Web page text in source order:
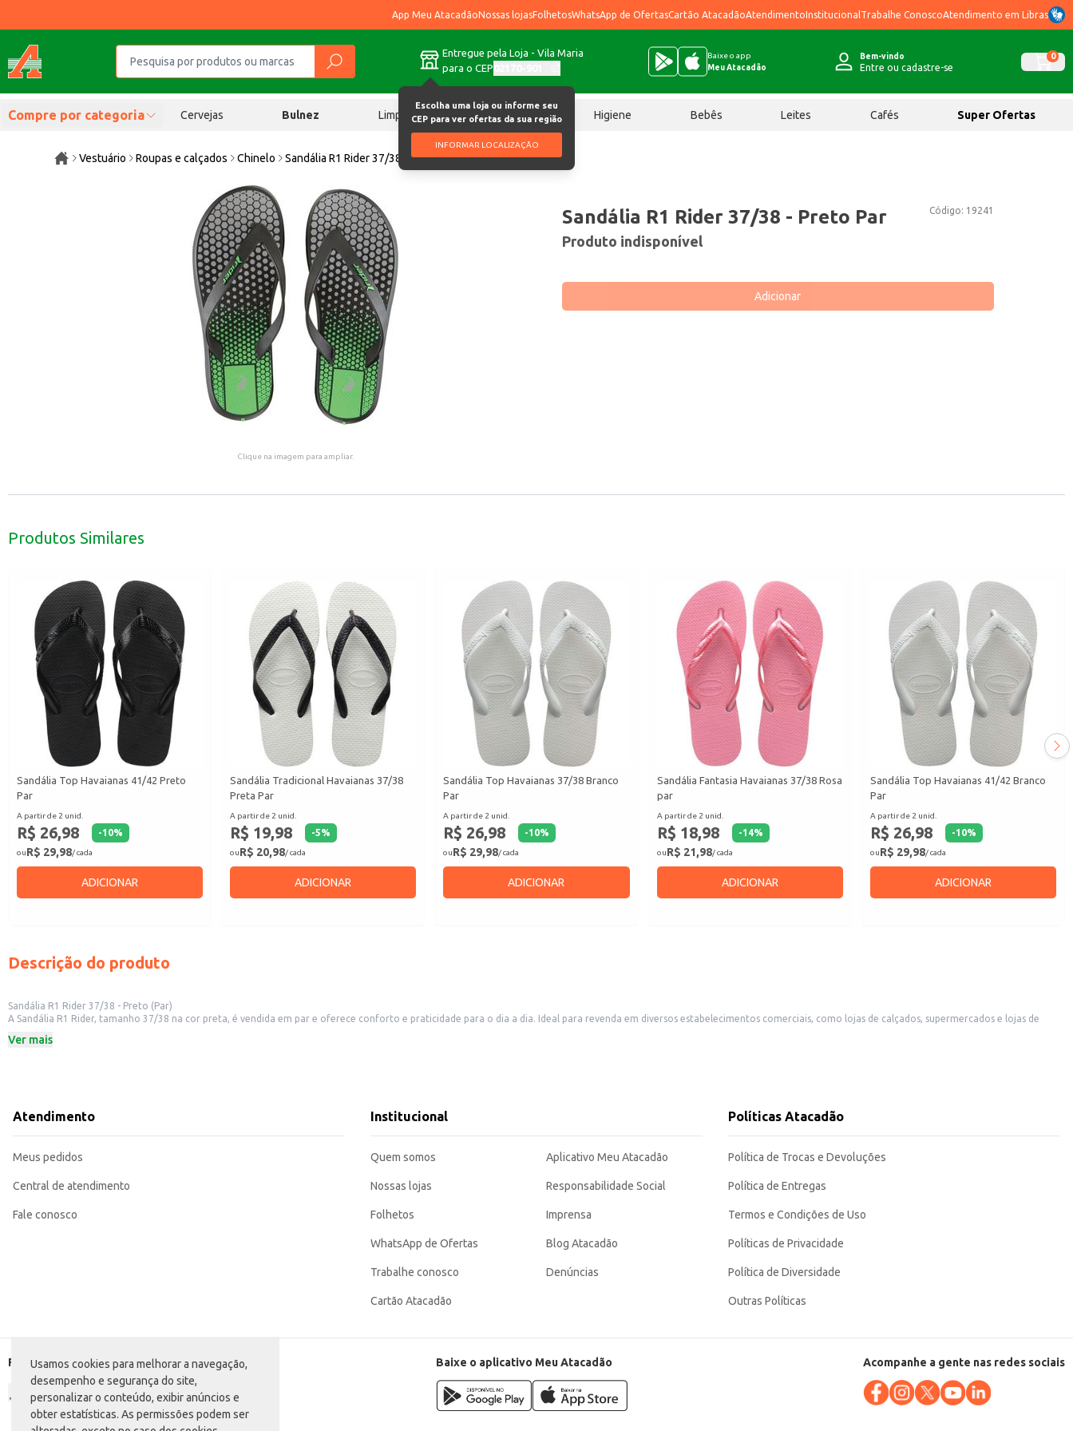
Usamos cookies para melhorar a navegação,
desempenho e segurança do site,
personalizar o conteúdo, exibir anúncios e
obter estatísticas. As permissões podem ser
App Meu AtacadãoNossas lojasFolhetosWhatsApp de OfertasCartão AtacadãoAtendimentoInstitucional Trabalhe ConoscoAtendimento em Libras
Entregue pela Loja - Vila Maria
para o CEP
Escolha uma loja ou informe seu
CEP para ver ofertas da sua região
INFORMAR LOCALIZAÇÃO
Baixe o app
Meu Atacadão
Bem-vindo
Entre ou cadastre-se
0
Compre por categoria Cervejas Bulnez Limpeza Chocolates Higiene Bebês Leites Cafés Super Ofertas
Vestuário Roupas e calçados Chinelo Sandália R1 Rider 37/38 Preto Par
Clique na imagem para ampliar.
Código: 19241
Sandália R1 Rider 37/38 - Preto Par
Produto indisponível
Adicionar
Produtos Similares
Sandália Top Havaianas 41/42 Preto
Par
A partir de 2 unid.
R$ 26,98 -10%
ouR$ 29,98/ cada
ADICIONAR
Sandália Tradicional Havaianas 37/38
Preta Par
A partir de 2 unid.
R$ 19,98 -5%
ouR$ 20,98/ cada
ADICIONAR
Sandália Top Havaianas 37/38 Branco
Par
A partir de 2 unid.
R$ 26,98 -10%
ouR$ 29,98/ cada
ADICIONAR
Sandália Fantasia Havaianas 37/38 Rosa
par
A partir de 2 unid.
R$ 18,98 -14%
ouR$ 21,98/ cada
ADICIONAR
Sandália Top Havaianas 41/42 Branco
Par
A partir de 2 unid.
R$ 26,98 -10%
ouR$ 29,98/ cada
ADICIONAR
Descrição do produto
Sandália R1 Rider 37/38 - Preto (Par)
A Sandália R1 Rider, tamanho 37/38 na cor preta, é vendida em par e oferece conforto e praticidade para o dia a dia. Ideal para revenda em diversos estabelecimentos comerciais, como lojas de calçados, supermercados e lojas de
Marca: Rider
Ideal para uso casual em casa ou em atividades ao ar livre.
Recomendada para revenda em lojas de calçados, supermercados e outros estabelecimentos comerciais.
A Sandália R1 Rider oferece um ótimo custo-benefício, aliando conforto e praticidade em um produto de qualidade reconhecida. Sua alta durabilidade e design atemporal garantem satisfação tanto para o consumidor final quanto
Ver mais
Atendimento
Meus pedidos
Central de atendimento
Fale conosco
Institucional
Quem somos
Nossas lojas
Folhetos
WhatsApp de Ofertas
Trabalhe conosco
Cartão Atacadão
Aplicativo Meu Atacadão
Responsabilidade Social
Imprensa
Blog Atacadão
Denúncias
Políticas Atacadão
Política de Trocas e Devoluções
Política de Entregas
Termos e Condições de Uso
Políticas de Privacidade
Política de Diversidade
Outras Políticas
Formas de pagamento Baixe o aplicativo Meu Atacadão Acompanhe a gente nas redes sociais